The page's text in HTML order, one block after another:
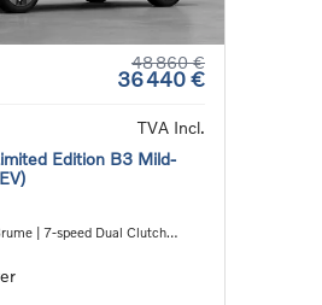
48 860 €
36 440 €
TVA Incl.
Edition B3 Mild-
| 7-speed Dual Clutch